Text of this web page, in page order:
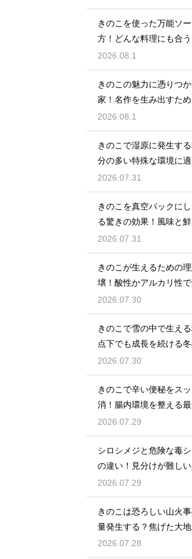
きのこを使った万能ソ
方！どんな料理にも合
シピ
2026.08.1
きのこの魅力に憑りつ
家！名作を生み出すた
種類
2026.08.1
きのこで湿原に発生す
分の多い特殊な環境に
類の特徴を解説
2026.07.31
きのこを真空パックに
る驚きの効果！風味と
間キープする秘密
2026.07.31
きのこが生えるための
壌！酸性かアルカリ性
の好み
2026.07.30
きのこで雪の中で生え
点下でも成長を続ける
ちのたくましさ
2026.07.30
きのこで辛い便秘をス
消！腸内環境を整える
方
2026.07.29
シロシメジと危険な毒
の違い！見分けが難し
姿に要注意
2026.07.29
きのこは恐ろしい山火
量発生する？焦げた大地
種類
2026.07.28